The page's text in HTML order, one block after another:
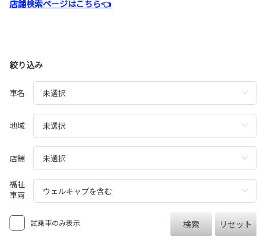
店舗検索ページはこちら👈
絞り込み
車名
地域
店舗
福祉
車両
試乗車のみ表示 検索 リセット